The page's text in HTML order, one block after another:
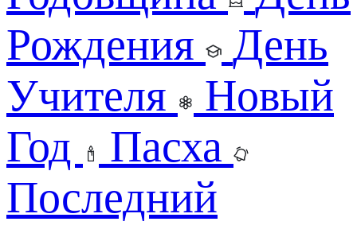
Рождения
День
Учителя
Новый
Год
Пасха
Последний